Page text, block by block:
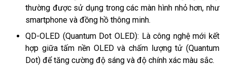
thường được sử dụng trong các màn hình nhỏ hơn, như
smartphone và đồng hồ thông minh.
QD-OLED (Quantum Dot OLED): Là công nghệ mới kết
hợp giữa tấm nền OLED và chấm lượng tử (Quantum
Dot) để tăng cường độ sáng và độ chính xác màu sắc.